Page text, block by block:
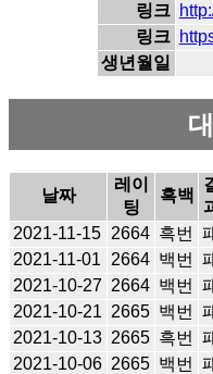
링크
링크
생년월일
날짜
레이
팅
흑백
2021-11-15 2664 흑번
2021-11-01
2664 백번
2021-10-27 2664 백번
2021-10-21 2665 백번
2021-10-13 2665 흑번
2021-10-06 2665 백번